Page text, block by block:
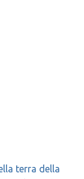
terra della